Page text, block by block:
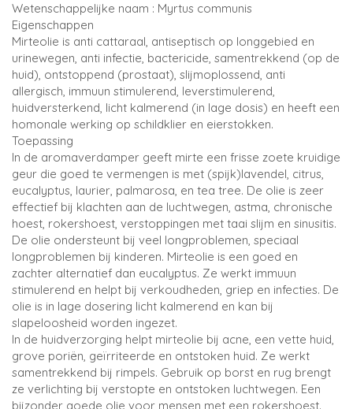
Wetenschappelijke naam : Myrtus communis
Eigenschappen
Mirteolie is anti cattaraal, antiseptisch op longgebied en
urinewegen, anti infectie, bactericide, samentrekkend (op de
huid), ontstoppend (prostaat), slijmoplossend, anti
allergisch, immuun stimulerend, leverstimulerend,
huidversterkend, licht kalmerend (in lage dosis) en heeft een
homonale werking op schildklier en eierstokken.
Toepassing
In de aromaverdamper geeft mirte een frisse zoete kruidige
geur die goed te vermengen is met (spijk)lavendel, citrus,
eucalyptus, laurier, palmarosa, en tea tree. De olie is zeer
effectief bij klachten aan de luchtwegen, astma, chronische
hoest, rokershoest, verstoppingen met taai slijm en sinusitis.
De olie ondersteunt bij veel longproblemen, speciaal
longproblemen bij kinderen. Mirteolie is een goed en
zachter alternatief dan eucalyptus. Ze werkt immuun
stimulerend en helpt bij verkoudheden, griep en infecties. De
olie is in lage dosering licht kalmerend en kan bij
slapeloosheid worden ingezet.
In de huidverzorging helpt mirteolie bij acne, een vette huid,
grove poriën, geïrriteerde en ontstoken huid. Ze werkt
samentrekkend bij rimpels. Gebruik op borst en rug brengt
ze verlichting bij verstopte en ontstoken luchtwegen. Een
bijzonder goede olie voor mensen met een rokershoest.